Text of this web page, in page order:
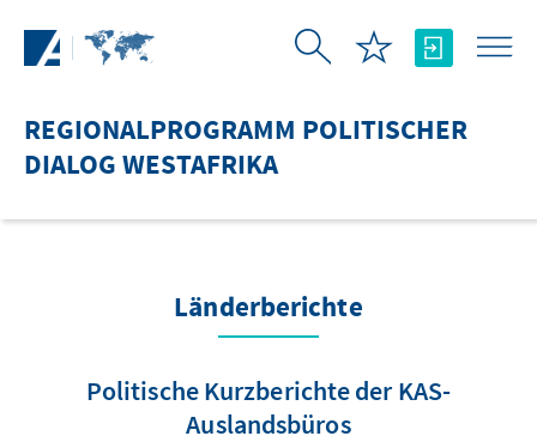
REGIONALPROGRAMM POLITISCHER
DIALOG WESTAFRIKA
Länderberichte
Politische Kurzberichte der KAS-
Auslandsbüros